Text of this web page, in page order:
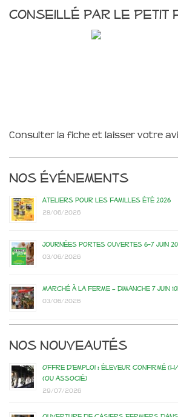
Conseillé par le Petit
Consulter la fiche et laisser votre
Nos événements
Ateliers pour les familles été 2026
28/06/2026
Journées portes ouvertes 6-7 juin
03/06/2026
Marché à la ferme – dimanche 7 juin
03/06/2026
Nos nouveautés
Offre d’emploi : éleveur confirmé
(ou associé)
29/07/2026